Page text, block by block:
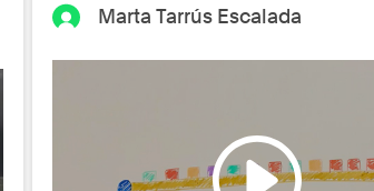
Marta Tarrús Escalada